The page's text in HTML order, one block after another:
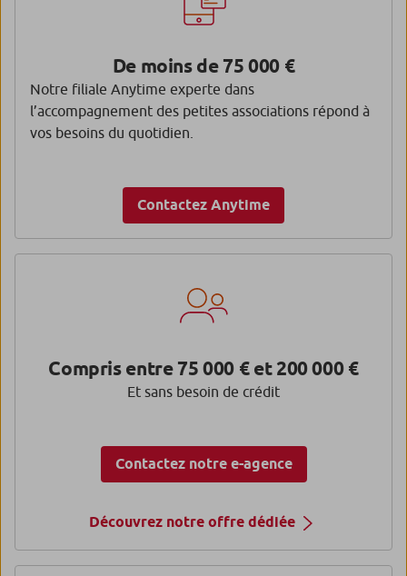
De moins de 75 000 €
Notre filiale Anytime experte dans
l’accompagnement des petites associations répond à
vos besoins du quotidien.
Contactez Anytime
Compris entre 75 000 € et 200 000 €
Et sans besoin de crédit
Contactez notre e-agence
Découvrez notre offre dédiée